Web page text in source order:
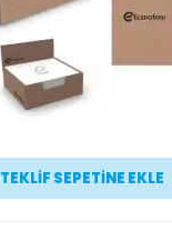
TEKLİF SEPETİNE EKLE